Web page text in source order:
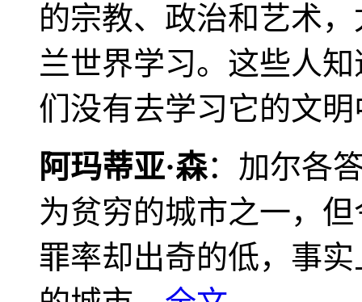
的宗教、政治和艺术
兰世界学习。这些人
们没有去学习它的文
阿玛蒂亚·森：加尔各
为贫穷的城市之一，
罪率却出奇的低，事